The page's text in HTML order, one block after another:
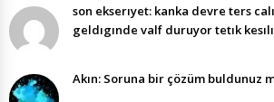
son ekserıyet: kanka devre ters
geldıgınde valf duruyor tetık
Akın: Soruna bir çözüm buldunuz